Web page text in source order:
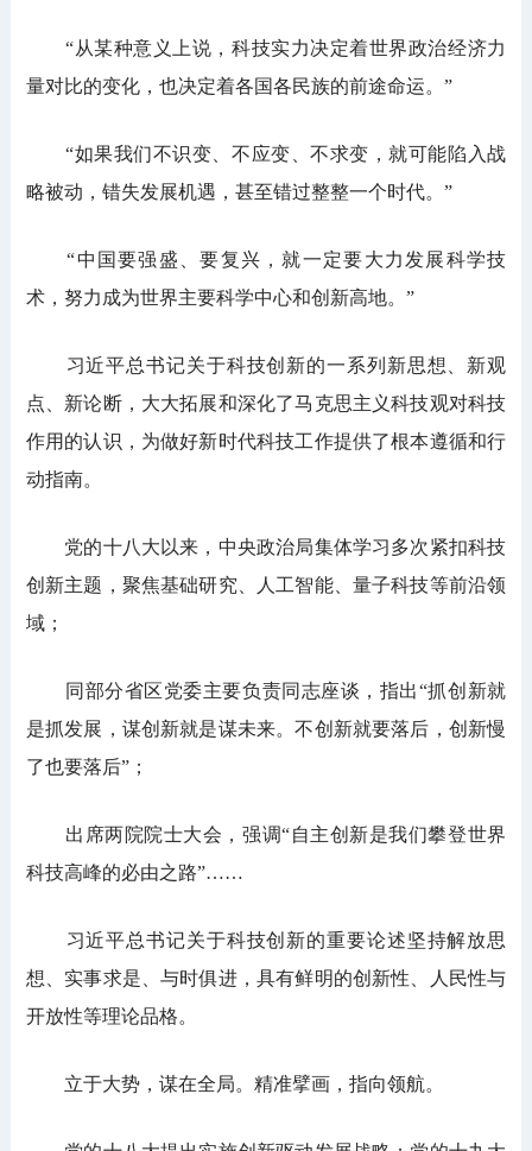
“从某种意义上说，科技实力决定着世界政治经济力
量对比的变化，也决定着各国各民族的前途命运。”
“如果我们不识变、不应变、不求变，就可能陷入战
略被动，错失发展机遇，甚至错过整整一个时代。”
“中国要强盛、要复兴，就一定要大力发展科学技
术，努力成为世界主要科学中心和创新高地。”
习近平总书记关于科技创新的一系列新思想、新观
点、新论断，大大拓展和深化了马克思主义科技观对科技
作用的认识，为做好新时代科技工作提供了根本遵循和行
动指南。
党的十八大以来，中央政治局集体学习多次紧扣科技
创新主题，聚焦基础研究、人工智能、量子科技等前沿领
域；
同部分省区党委主要负责同志座谈，指出“抓创新就
是抓发展，谋创新就是谋未来。不创新就要落后，创新慢
了也要落后”；
出席两院院士大会，强调“自主创新是我们攀登世界
科技高峰的必由之路”……
习近平总书记关于科技创新的重要论述坚持解放思
想、实事求是、与时俱进，具有鲜明的创新性、人民性与
开放性等理论品格。
立于大势，谋在全局。精准擘画，指向领航。